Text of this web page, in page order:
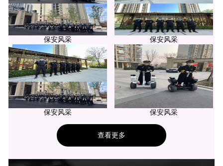
保安风采 保安风采
保安风采 保安风采
查看更多